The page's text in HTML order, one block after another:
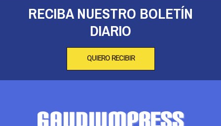
RECIBA NUESTRO BOLETÍN
DIARIO
QUIERO RECIBIR